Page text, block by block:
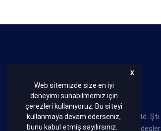
Web sitemizde size en iyi
deneyimi sunabilmemiz için
çerezleri kullanıyoruz. Bu siteyi
kullanmaya devam ederseniz,
bunu kabul etmiş sayılırsınız.
X
HAKKIMIZDA
Bakır Conta Balata San. Tic. Ltd. Şti.
Abdullah ve Behzat ABACI kardeşler